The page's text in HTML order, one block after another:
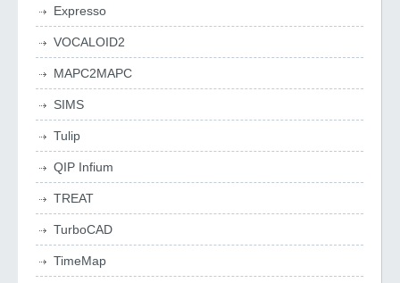
Expresso
VOCALOID2
MAPC2MAPC
SIMS
Tulip
QIP Infium
TREAT
TurboCAD
TimeMap